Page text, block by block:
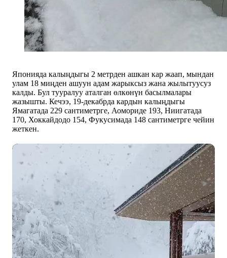
Японияда калыңдыгы 2 метрден ашкан кар жаап, мындан
улам 18 миңден ашуун адам жарыксыз жана жылытуусуз
калды. Бул тууралуу аталган өлкөнүн басылмалары
жазышты. Кечээ, 19-декабрда кардын калыңдыгы
Ямагатада 229 сантиметрге, Аомориде 193, Ниигатада
170, Хоккайдодо 154, Фукусимада 148 сантиметрге чейин
жеткен.